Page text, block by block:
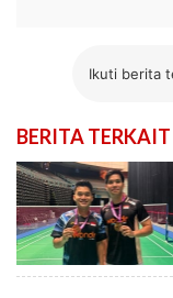
Ikuti berita
BERITA TERKAIT